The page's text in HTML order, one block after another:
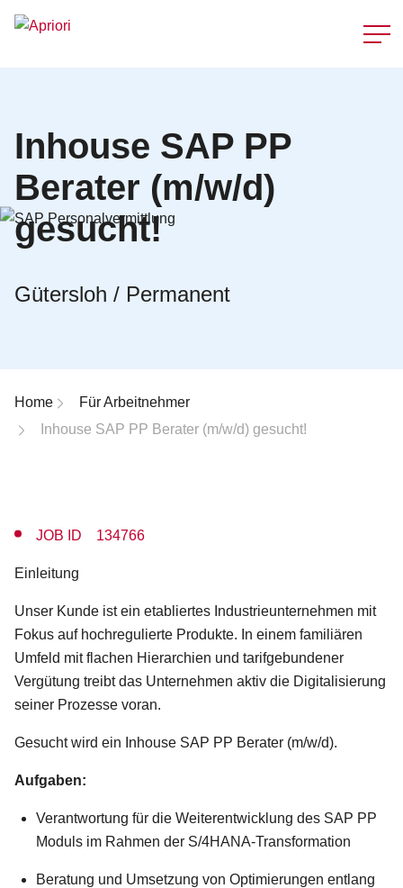
Inhouse SAP PP
Berater (m/w/d)
gesucht!
Gütersloh / Permanent
Breadcrumb-Navigation
Home
Für Arbeitnehmer
Inhouse SAP PP Berater (m/w/d) gesucht!
JOB ID 134766
Einleitung
Unser Kunde ist ein etabliertes Industrieunternehmen mit
Fokus auf hochregulierte Produkte. In einem familiären
Umfeld mit flachen Hierarchien und tarifgebundener
Vergütung treibt das Unternehmen aktiv die Digitalisierung
seiner Prozesse voran.
Gesucht wird ein Inhouse SAP PP Berater (m/w/d).
Aufgaben:
Verantwortung für die Weiterentwicklung des SAP PP
Moduls im Rahmen der S/4HANA-Transformation
Beratung und Umsetzung von Optimierungen entlang